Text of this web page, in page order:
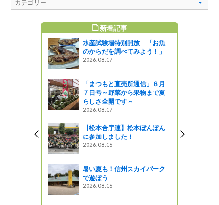
新着記事
水産試験場特別開放 「お魚
のからだを調べてみよう！」
2026.08.07
「まつもと直売所通信」８月
７日号～野菜から果物まで夏
らしさ全開です～
2026.08.07
【松本合庁連】松本ぼんぼん
に参加しました！
2026.08.06
暑い夏も！信州スカイパーク
で遊ぼう
2026.08.06